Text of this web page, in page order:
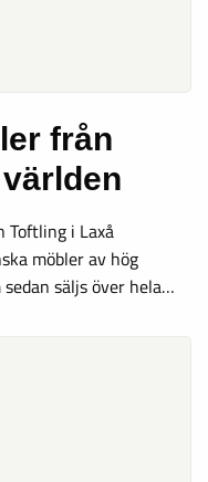
från
Toftling i Laxå
möbler av hög
säljs över hela…